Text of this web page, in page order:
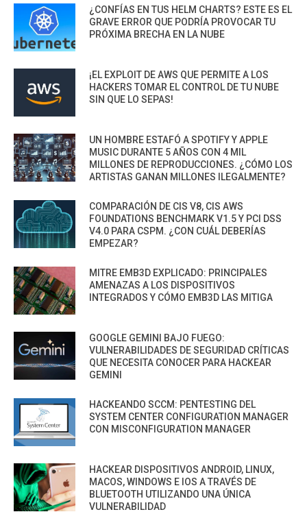
¿CONFÍAS EN TUS HELM CHARTS? ESTE ES EL
GRAVE ERROR QUE PODRÍA PROVOCAR TU
PRÓXIMA BRECHA EN LA NUBE
¡EL EXPLOIT DE AWS QUE PERMITE A LOS
HACKERS TOMAR EL CONTROL DE TU NUBE
SIN QUE LO SEPAS!
UN HOMBRE ESTAFÓ A SPOTIFY Y APPLE
MUSIC DURANTE 5 AÑOS CON 4 MIL
MILLONES DE REPRODUCCIONES. ¿CÓMO LOS
ARTISTAS GANAN MILLONES ILEGALMENTE?
COMPARACIÓN DE CIS V8, CIS AWS
FOUNDATIONS BENCHMARK V1.5 Y PCI DSS
V4.0 PARA CSPM. ¿CON CUÁL DEBERÍAS
EMPEZAR?
MITRE EMB3D EXPLICADO: PRINCIPALES
AMENAZAS A LOS DISPOSITIVOS
INTEGRADOS Y CÓMO EMB3D LAS MITIGA
GOOGLE GEMINI BAJO FUEGO:
VULNERABILIDADES DE SEGURIDAD CRÍTICAS
QUE NECESITA CONOCER PARA HACKEAR
GEMINI
HACKEANDO SCCM: PENTESTING DEL
SYSTEM CENTER CONFIGURATION MANAGER
CON MISCONFIGURATION MANAGER
HACKEAR DISPOSITIVOS ANDROID, LINUX,
MACOS, WINDOWS E IOS A TRAVÉS DE
BLUETOOTH UTILIZANDO UNA ÚNICA
VULNERABILIDAD